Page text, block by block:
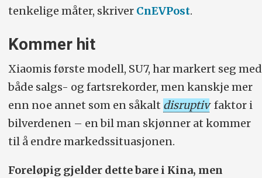
tenkelige måter, skriver CnEVPost.
Kommer hit
Xiaomis første modell, SU7, har markert seg med
både salgs- og fartsrekorder, men kanskje mer
enn noe annet som en såkalt disruptivfaktor i
bilverdenen – en bil man skjønner at kommer
til å endre markedssituasjonen.
Foreløpig gjelder dette bare i Kina, men